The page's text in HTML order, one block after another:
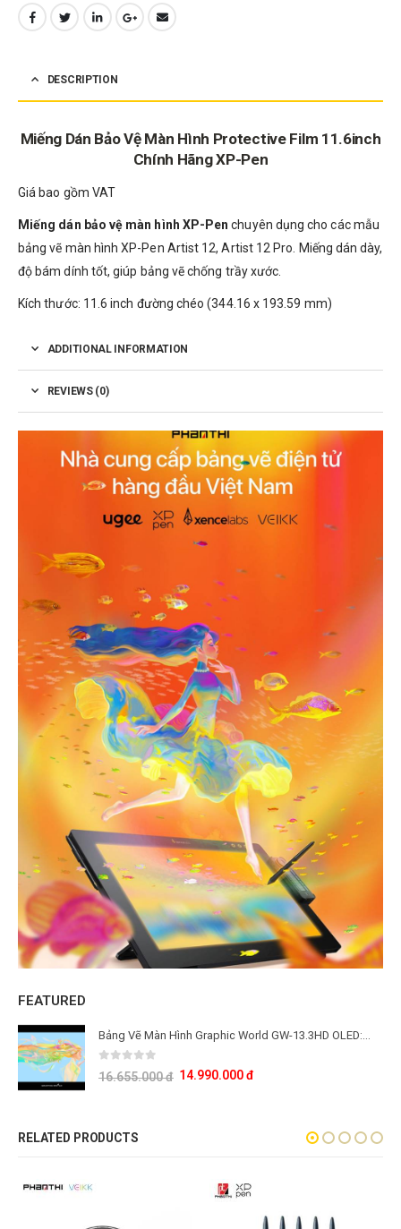
DESCRIPTION
Miếng Dán Bảo Vệ Màn Hình Protective Film 11.6inch
Chính Hãng XP-Pen
Giá bao gồm VAT
Miếng dán bảo vệ màn hình XP-Pen chuyên dụng cho các mẫu
bảng vẽ màn hình XP-Pen Artist 12, Artist 12 Pro. Miếng dán dày,
độ bám dính tốt, giúp bảng vẽ chống trầy xước.
Kích thước: 11.6 inch đường chéo (344.16 x 193.59 mm)
ADDITIONAL INFORMATION
REVIEWS (0)
FEATURED
Bảng Vẽ Màn Hình Graphic World GW-13.3HD OLED: Công Nghệ Màn Hình OLED Thế Hệ Mới
0 out of 5
16.655.000đ 14.990.000đ
RELATED PRODUCTS